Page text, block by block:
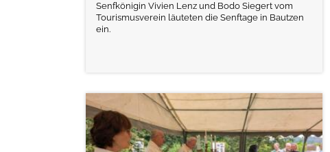
Senfkönigin Vivien Lenz und Bodo Siegert vom
Tourismusverein läuteten die Senftage in Bautzen
ein.
weiterlesen